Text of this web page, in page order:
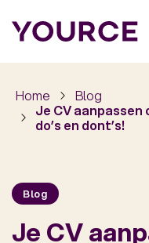
Home
Blog
Je CV
do’s en dont’s!
Blog
Je CV